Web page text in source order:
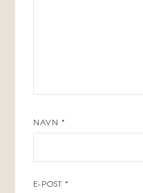
NAVN*
E-POST*